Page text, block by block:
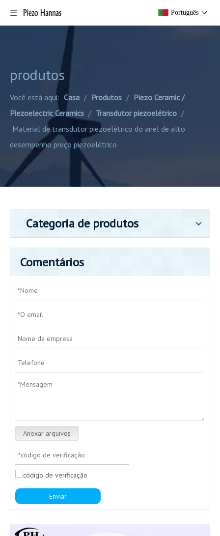
Português
produtos
Você está aqui: Casa / Produtos / Piezo Ceramic /
Piezoelectric Ceramics / Transdutor piezoelétrico /
Material de transdutor piezoelétrico do anel de alto
desempenho preço piezoelétrico
Categoria de produtos
Comentários
Anexar arquivos
Enviar